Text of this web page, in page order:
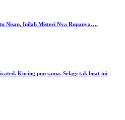
Nisan, Inilah Misteri Nya Rupanya….
Kucing pun sama. Selagi tak buat ini